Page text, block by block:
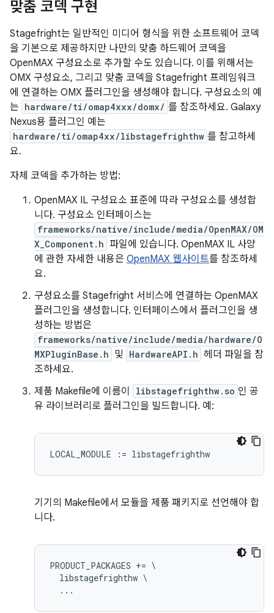
맞춤 코덱 구현
Stagefright는 일반적인 미디어 형식을 위한 소프트웨어 코덱
을 기본으로 제공하지만 나만의 맞춤 하드웨어 코덱을
OpenMAX 구성요소로 추가할 수도 있습니다. 이를 위해서는
OMX 구성요소, 그리고 맞춤 코덱을 Stagefright 프레임워크
에 연결하는 OMX 플러그인을 생성해야 합니다. 구성요소의 예
는 hardware/ti/omap4xxx/domx/ 를 참조하세요. Galaxy
Nexus용 플러그인 예는
hardware/ti/omap4xx/libstagefrighthw 를 참고하세
요.
자체 코덱을 추가하는 방법:
OpenMAX IL 구성요소 표준에 따라 구성요소를 생성합
니다. 구성요소 인터페이스는
frameworks/native/include/media/OpenMAX/OM
X_Component.h 파일에 있습니다. OpenMAX IL 사양
에 관한 자세한 내용은 OpenMAX 웹사이트를 참조하세
요.
구성요소를 Stagefright 서비스에 연결하는 OpenMAX
플러그인을 생성합니다. 인터페이스에서 플러그인을 생
성하는 방법은
frameworks/native/include/media/hardware/O
MXPluginBase.h 및 HardwareAPI.h 헤더 파일을 참
조하세요.
제품 Makefile에 이름이
libstagefrighthw.so 인 공
유 라이브러리로 플러그인을 빌드합니다. 예:
기기의 Makefile에서 모듈을 제품 패키지로 선언해야 합
니다.
PRODUCT_PACKAGES += \
  libstagefrighthw \